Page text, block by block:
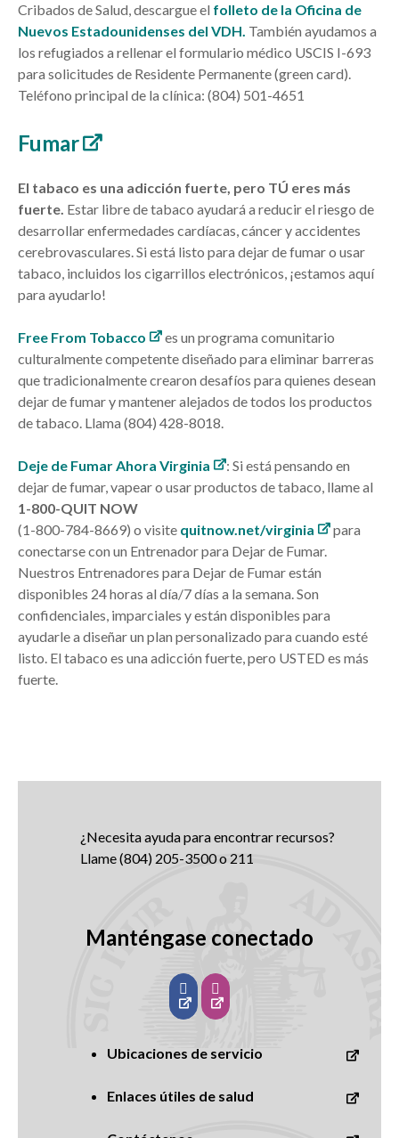
Cribados de Salud, descargue el folleto de la Oficina de
Nuevos Estadounidenses del VDH. También ayudamos a
los refugiados a rellenar el formulario médico USCIS I-693
para solicitudes de Residente Permanente (green card).
Teléfono principal de la clínica: (804) 501-4651
Fumar
El tabaco es una adicción fuerte, pero TÚ eres más
fuerte. Estar libre de tabaco ayudará a reducir el riesgo de
desarrollar enfermedades cardíacas, cáncer y accidentes
cerebrovasculares. Si está listo para dejar de fumar o usar
tabaco, incluidos los cigarrillos electrónicos, ¡estamos aquí
para ayudarlo!
Free From Tobacco
es un programa comunitario
culturalmente competente diseñado para eliminar barreras
que tradicionalmente crearon desafíos para quienes desean
dejar de fumar y mantener alejados de todos los productos
de tabaco. Llama (804) 428-8018.
Deje de Fumar Ahora Virginia
: Si está pensando en
dejar de fumar, vapear o usar productos de tabaco, llame al
1-800-QUIT NOW
(1-800-784-8669) o visite quitnow.net/virginia
para
conectarse con un Entrenador para Dejar de Fumar.
Nuestros Entrenadores para Dejar de Fumar están
disponibles 24 horas al día/7 días a la semana. Son
confidenciales, imparciales y están disponibles para
ayudarle a diseñar un plan personalizado para cuando esté
listo. El tabaco es una adicción fuerte, pero USTED es más
fuerte.
¿Necesita ayuda para encontrar recursos?
Llame(804) 205-3500o 211
Manténgase conectado
Ubicaciones de servicio
Enlaces útiles de salud